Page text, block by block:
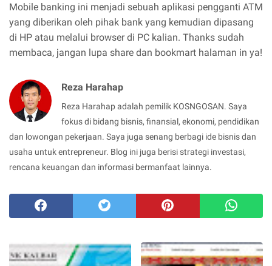
Mobile banking ini menjadi sebuah aplikasi pengganti ATM
yang diberikan oleh pihak bank yang kemudian dipasang
di HP atau melalui browser di PC kalian. Thanks sudah
membaca, jangan lupa share dan bookmart halaman in ya!
Reza Harahap
Reza Harahap adalah pemilik KOSNGOSAN. Saya
fokus di bidang bisnis, finansial, ekonomi, pendidikan
dan lowongan pekerjaan. Saya juga senang berbagi ide bisnis dan
usaha untuk entrepreneur. Blog ini juga berisi strategi investasi,
rencana keuangan dan informasi bermanfaat lainnya.